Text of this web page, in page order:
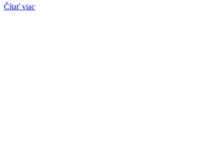
Čítať viac